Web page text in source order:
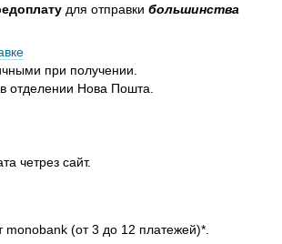
для отправки большинства
при получении.
отделении Нова Пошта.
четрез сайт.
monobank (от 3 до 12 платежей)*.